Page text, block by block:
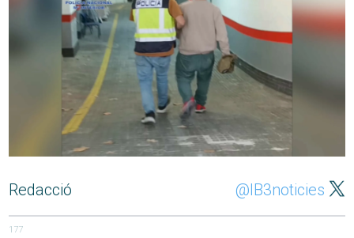
Redacció @IB3noticies
177